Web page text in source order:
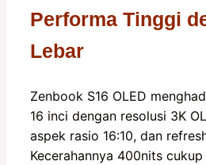
Performa Tinggi
Lebar
Zenbook S16 OLED
16 inci dengan resolusi 3K
aspek rasio 16:10, dan
Kecerahannya 400nits